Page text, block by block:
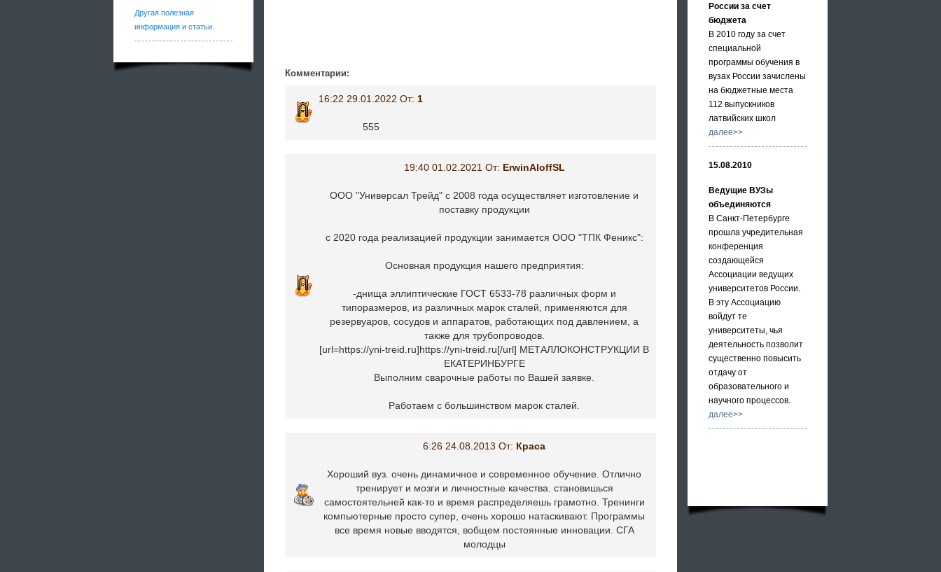
Другая полезная
информация и статьи.
Комментарии:
16:22 29.01.2022 От: 1
555
19:40 01.02.2021 От: ErwinAloffSL
ООО "Универсал Трейд" с 2008 года осуществляет изготовление и
поставку продукции
с 2020 года реализацией продукции занимается ООО "ТПК Феникс":
Основная продукция нашего предприятия:
-днища эллиптические ГОСТ 6533-78 различных форм и
типоразмеров, из различных марок сталей, применяются для
резервуаров, сосудов и аппаратов, работающих под давлением, а
также для трубопроводов.
[url=https://yni-treid.ru]https://yni-treid.ru[/url] МЕТАЛЛОКОНСТРУКЦИИ В
ЕКАТЕРИНБУРГЕ
Выполним сварочные работы по Вашей заявке.
Работаем с большинством марок сталей.
6:26 24.08.2013 От: Краса
Хороший вуз. очень динамичное и современное обучение. Отлично
тренирует и мозги и личностные качества. становишься
самостоятельней как-то и время распределяешь грамотно. Тренинги
компьютерные просто супер, очень хорошо натаскивают. Программы
все время новые вводятся, вобщем постоянные инновации. СГА
молодцы
России за счет
бюджета
В 2010 году за счет
специальной
программы обучения в
вузах России зачислены
на бюджетные места
112 выпускников
латвийских школ
далее>>
15.08.2010
Ведущие ВУЗы
объединяются
В Санкт-Петербурге
прошла учредительная
конференция
создающейся
Ассоциации ведущих
университетов России.
В эту Ассоциацию
войдут те
университеты, чья
деятельность позволит
существенно повысить
отдачу от
образовательного и
научного процессов.
далее>>